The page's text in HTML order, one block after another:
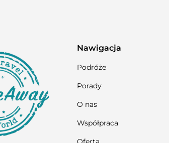
Nawigacja
Podróże
Porady
O nas
Współpraca